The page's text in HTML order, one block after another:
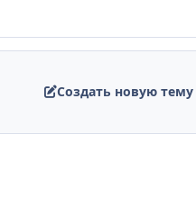
Создать новую тему